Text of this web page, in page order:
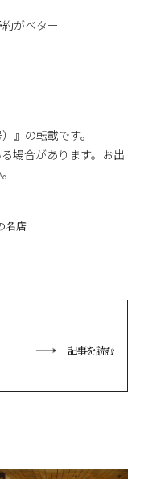
がベター
』の転載です。
場合があります。お出
名店
記事を読む